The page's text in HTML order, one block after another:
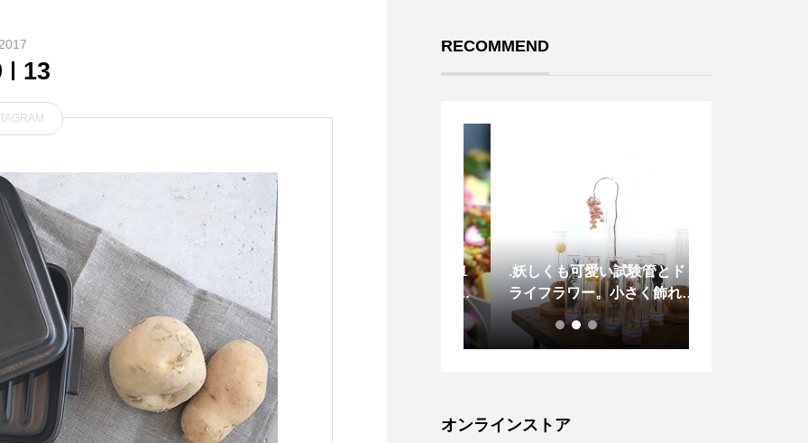
13
RECOMMEND
.これからはボトムもあった
かいものがうれしい。しっか
りと打ち込みのあるモールス
キン。厚手で体のラインも拾
いにくいから気になるお尻周
り、お腹周りも安心です。.c
olor キャメル.HÅUSのハウ
エルのインスタはこちらから
HAUSの朝市🧅4/9(日)7:30-1
0:00出店者ご紹介厨屋お花見
わっぱ弁当厨屋はお弁当、オ
ードブル、仕出し、ケータリ
ング、出張料理の予約専門店
です。今回の商品は期間限定
の”お花見わっぱ弁当”です。
桜をイメージして春の食材を
.妖しくも可愛い試験管とド
ライフラワー。小さく飾れて
ホコリがつかないのもうれし
いところです。お部屋のアク
r .#試験管#ドライフラワー#
オンラインストア